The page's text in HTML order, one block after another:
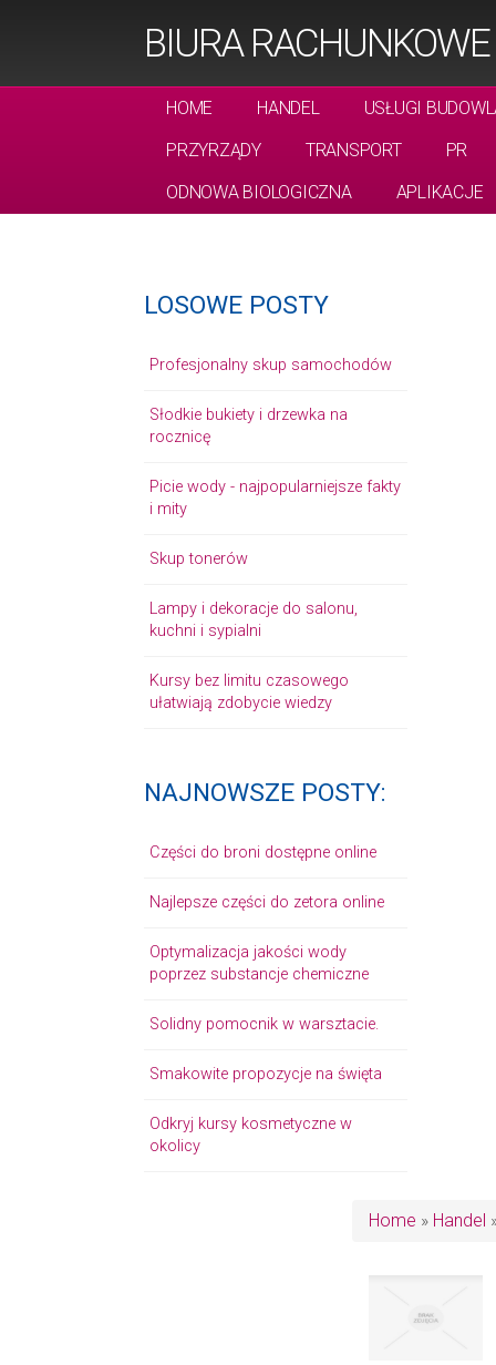
BIURA
HOME HANDEL
USŁUGI
PRZYRZĄDY
TRANSPORT
PR
ODNOWA BIOLOGICZNA
APLIKACJE
LOSOWE POSTY
Profesjonalny skup samochodów
Słodkie bukiety i drzewka na
rocznicę
Picie wody - najpopularniejsze fakty
i mity
Skup tonerów
Lampy i dekoracje do salonu,
kuchni i sypialni
Kursy bez limitu czasowego
ułatwiają zdobycie wiedzy
NAJNOWSZE POSTY:
Części do broni dostępne online
Najlepsze części do zetora online
Optymalizacja jakości wody
poprzez substancje chemiczne
Solidny pomocnik w warsztacie.
Smakowite propozycje na święta
Odkryj kursy kosmetyczne w
okolicy
Home » Handel